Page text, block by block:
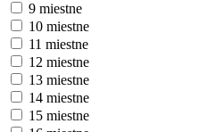
9 miestne
10 miestne
11 miestne
12 miestne
13 miestne
14 miestne
15 miestne